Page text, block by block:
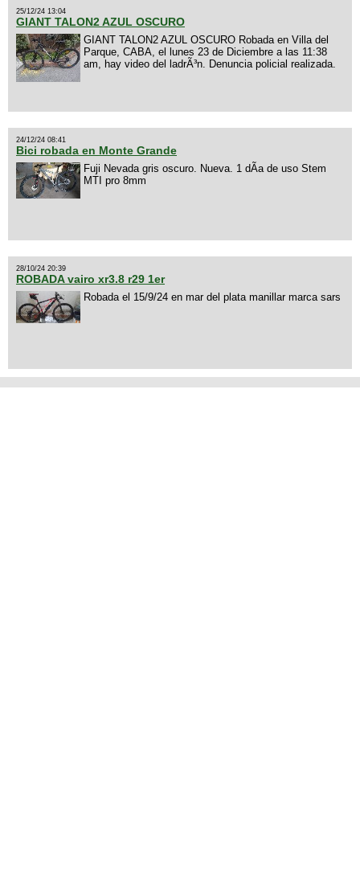
25/12/24 13:04
GIANT TALON2 AZUL OSCURO
GIANT TALON2 AZUL OSCURO Robada en Villa del
Parque, CABA, el lunes 23 de Diciembre a las 11:38
am, hay video del ladrÃ³n. Denuncia policial realizada.
24/12/24 08:41
Bici robada en Monte Grande
Fuji Nevada gris oscuro. Nueva. 1 dÃ­a de uso Stem
MTI pro 8mm
28/10/24 20:39
ROBADA vairo xr3.8 r29 1er
Robada el 15/9/24 en mar del plata manillar marca sars